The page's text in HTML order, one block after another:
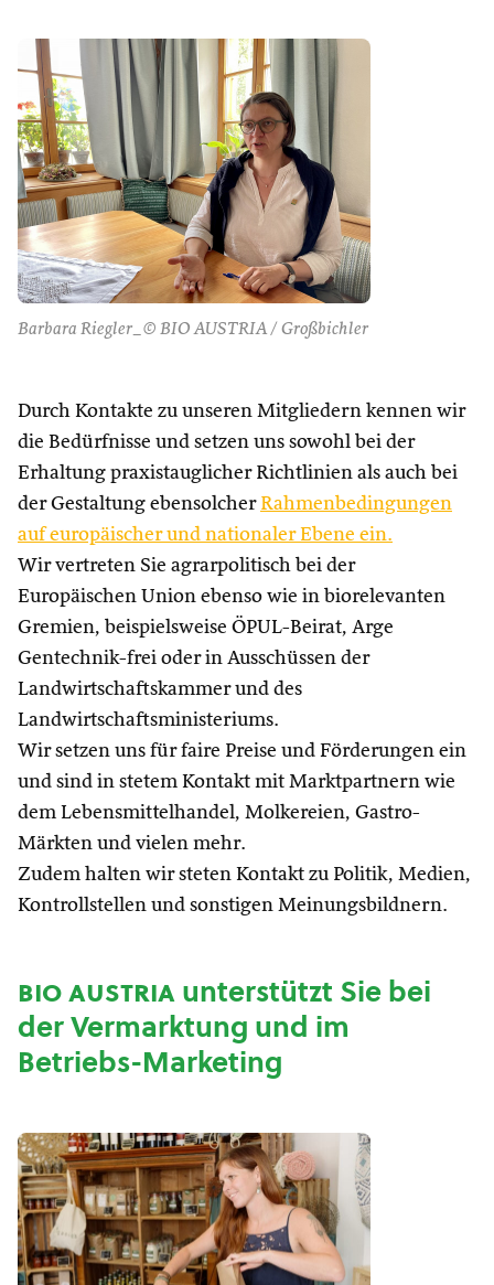
Barbara Riegler_© BIO AUSTRIA / Großbichler
Durch Kontakte zu unseren Mitgliedern kennen wir
die Bedürfnisse und setzen uns sowohl bei der
Erhaltung praxistauglicher Richtlinien als auch bei
der Gestaltung ebensolcher Rahmenbedingungen
auf europäischer und nationaler Ebene ein.
Wir vertreten Sie agrarpolitisch bei der
Europäischen Union ebenso wie in biorelevanten
Gremien, beispielsweise ÖPUL-Beirat, Arge
Gentechnik-frei oder in Ausschüssen der
Landwirtschaftskammer und des
Landwirtschaftsministeriums.
Wir setzen uns für faire Preise und Förderungen ein
und sind in stetem Kontakt mit Marktpartnern wie
dem Lebensmittelhandel, Molkereien, Gastro-
Märkten und vielen mehr.
Zudem halten wir steten Kontakt zu Politik, Medien,
Kontrollstellen und sonstigen Meinungsbildnern.
bio austriaunterstützt Sie bei
der Vermarktung und im
Betriebs-Marketing